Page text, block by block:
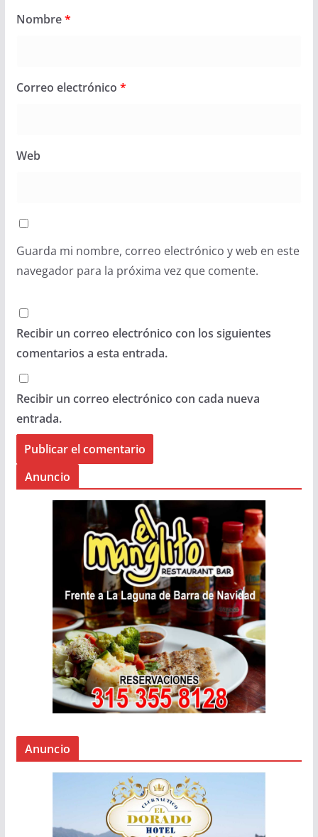
Nombre*
Correo electrónico *
Web
Guarda mi nombre, correo electrónico y web en este
navegador para la próxima vez que comente.
Recibir un correo electrónico con los siguientes
comentarios a esta entrada.
Recibir un correo electrónico con cada nueva
entrada.
Anuncio
Anuncio